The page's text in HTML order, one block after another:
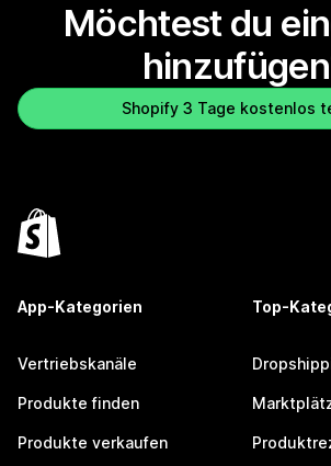
Möchtest du
Shopify 3 Tage kostenlos
App-Kategorien
Vertriebskanäle
Produkte finden
Produkte verkaufen
Top-